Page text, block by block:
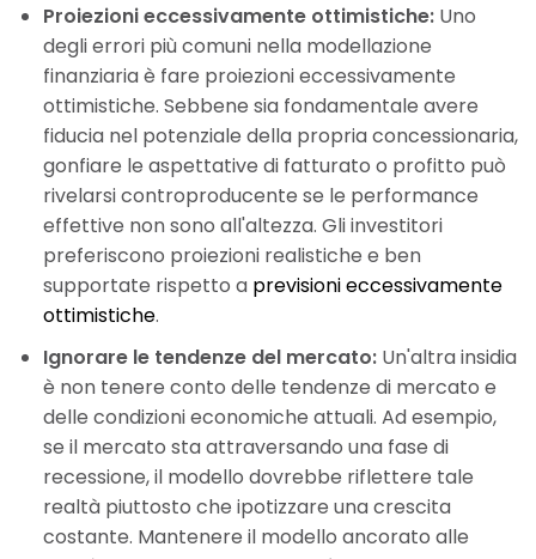
Proiezioni eccessivamente ottimistiche: Uno
degli errori più comuni nella modellazione
finanziaria è fare proiezioni eccessivamente
ottimistiche. Sebbene sia fondamentale avere
fiducia nel potenziale della propria concessionaria,
gonfiare le aspettative di fatturato o profitto può
rivelarsi controproducente se le performance
effettive non sono all'altezza. Gli investitori
preferiscono proiezioni realistiche e ben
supportate rispetto a previsioni eccessivamente
ottimistiche.
Ignorare le tendenze del mercato: Un'altra insidia
è non tenere conto delle tendenze di mercato e
delle condizioni economiche attuali. Ad esempio,
se il mercato sta attraversando una fase di
recessione, il modello dovrebbe riflettere tale
realtà piuttosto che ipotizzare una crescita
costante. Mantenere il modello ancorato alle